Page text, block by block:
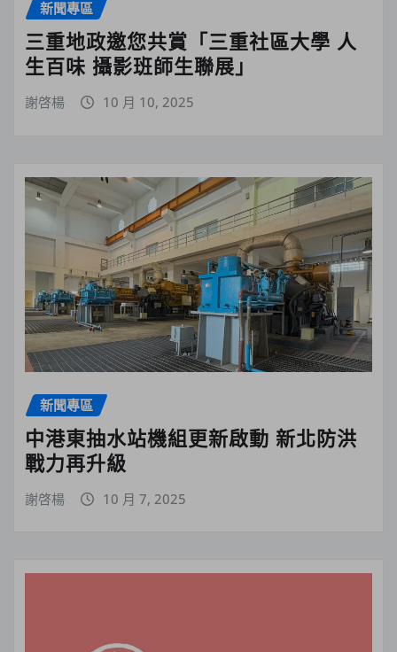
新聞專區
三重地政邀您共賞「三重社區大學 人
生百味 攝影班師生聯展」
謝啓楊 10 月 10, 2025
新聞專區
中港東抽水站機組更新啟動 新北防洪
戰力再升級
謝啓楊 10 月 7, 2025